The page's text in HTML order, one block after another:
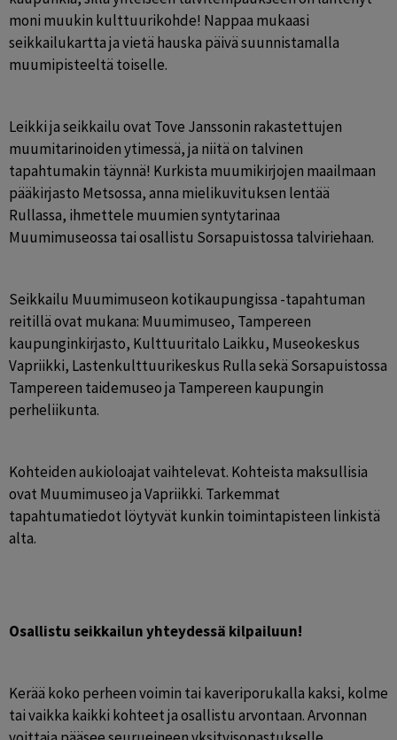
moni muukin kulttuurikohde! Nappaa mukaasi
seikkailukartta ja vietä hauska päivä suunnistamalla
muumipisteeltä toiselle.
Leikki ja seikkailu ovat Tove Janssonin rakastettujen
muumitarinoiden ytimessä, ja niitä on talvinen
tapahtumakin täynnä! Kurkista muumikirjojen maailmaan
pääkirjasto Metsossa, anna mielikuvituksen lentää
Rullassa, ihmettele muumien syntytarinaa
Muumimuseossa tai osallistu Sorsapuistossa talviriehaan.
Seikkailu Muumimuseon kotikaupungissa -tapahtuman
reitillä ovat mukana: Muumimuseo, Tampereen
kaupunginkirjasto, Kulttuuritalo Laikku, Museokeskus
Vapriikki, Lastenkulttuurikeskus Rulla sekä Sorsapuistossa
Tampereen taidemuseo ja Tampereen kaupungin
perheliikunta.
Kohteiden aukioloajat vaihtelevat. Kohteista maksullisia
ovat Muumimuseo ja Vapriikki. Tarkemmat
tapahtumatiedot löytyvät kunkin toimintapisteen linkistä
alta.
Osallistu seikkailun yhteydessä kilpailuun!
Kerää koko perheen voimin tai kaveriporukalla kaksi, kolme
tai vaikka kaikki kohteet ja osallistu arvontaan. Arvonnan